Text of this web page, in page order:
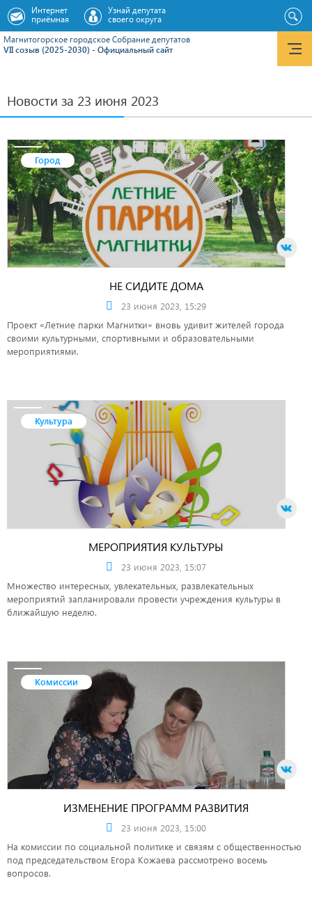
Магнитогорское городское Cобрание депутатов
VII созыв (2025-2030) - Официальный сайт
Интернет
приёмная
Узнай депутата
своего округа
Новости за 23 июня 2023
Город
НЕ СИДИТЕ ДОМА
23 июня 2023, 15:29
Проект «Летние парки Магнитки» вновь удивит жителей города
своими культурными, спортивными и образовательными
мероприятиями.
Культура
МЕРОПРИЯТИЯ КУЛЬТУРЫ
23 июня 2023, 15:07
Множество интересных, увлекательных, развлекательных
мероприятий запланировали провести учреждения культуры в
ближайшую неделю.
Комиссии
ИЗМЕНЕНИЕ ПРОГРАММ РАЗВИТИЯ
23 июня 2023, 15:00
На комиссии по социальной политике и связям с общественностью
под председательством Егора Кожаева рассмотрено восемь
вопросов.